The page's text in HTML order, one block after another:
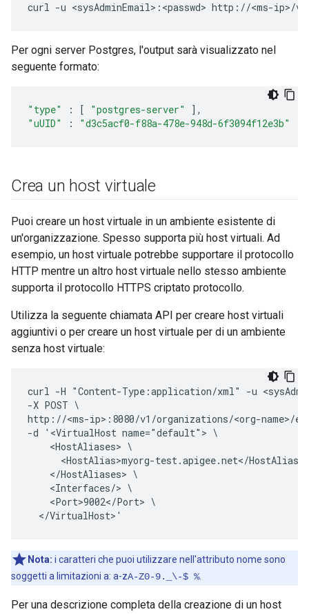
curl -u <sysAdminEmail>:<passwd> http://<ms-ip>/
Per ogni server Postgres, l'output sarà visualizzato nel
seguente formato:
"type" : [ "postgres-server"
],
"uUID"
: "d3c5acf0-f88a-478e-948d-6f3094f12e3b"
Crea un host virtuale
Puoi creare un host virtuale in un ambiente esistente di
un'organizzazione. Spesso supporta più host virtuali. Ad
esempio, un host virtuale potrebbe supportare il protocollo
HTTP mentre un altro host virtuale nello stesso ambiente
supporta il protocollo HTTPS criptato protocollo.
Utilizza la seguente chiamata API per creare host virtuali
aggiuntivi o per creare un host virtuale per di un ambiente
senza host virtuale:
curl -H "Content-Type:application/xml" -u
-X POST \
http://<ms-ip>:8080/v1/organizations/<org-name>/
-d '<VirtualHost name="default"> \
    <HostAliases> \
<HostAlias>myorg-test.apigee.net</
    </HostAliases> \
    <Interfaces/> \
    <Port>9002</Port> \
  </VirtualHost>'
Nota: i caratteri che puoi utilizzare nell'attributo nome sono
soggetti a limitazioni a: a-zA-Z0-9._\-$ %.
Per una descrizione completa della creazione di un host